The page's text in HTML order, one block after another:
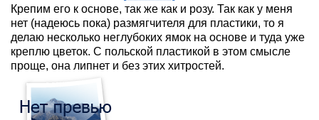
Крепим его к основе, так же как и розу. Так как у меня
нет (надеюсь пока) размягчителя для пластики, то я
делаю несколько неглубоких ямок на основе и туда уже
креплю цветок. С польской пластикой в этом смысле
проще, она липнет и без этих хитростей.